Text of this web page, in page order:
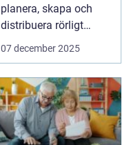
planera, skapa och
distribuera rörligt
innehåll som fö...
07 december 2025